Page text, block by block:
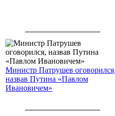
Министр Патрушев оговорился,
назвав Путина «Павлом
Ивановичем»